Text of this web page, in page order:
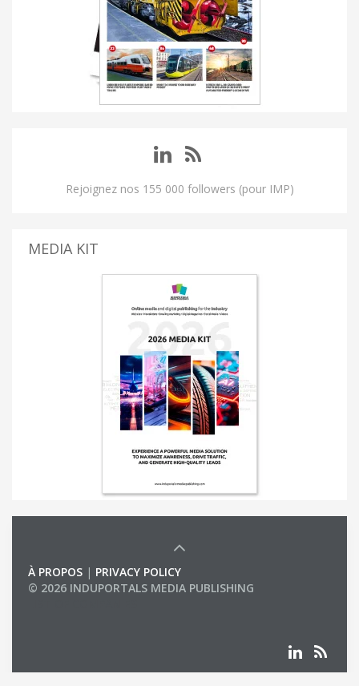
Rejoignez nos 155 000 followers (pour IMP)
MEDIA KIT
À PROPOS | PRIVACY POLICY
© 2026 INDUPORTALS MEDIA PUBLISHING